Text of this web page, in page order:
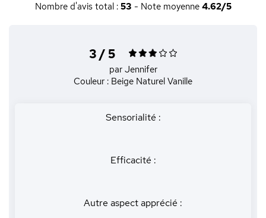
Nombre d'avis total : 53 - Note moyenne 4.62/5
3 / 5
par Jennifer
Couleur : Beige Naturel Vanille
Sensorialité :
Efficacité :
Autre aspect apprécié :